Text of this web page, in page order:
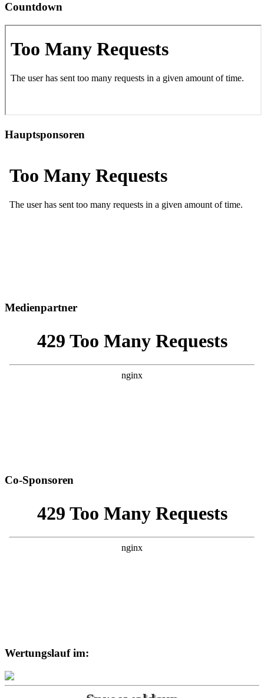
Countdown
Hauptsponsoren
Medienpartner
Co-Sponsoren
Wertungslauf im: